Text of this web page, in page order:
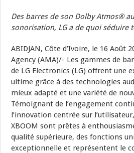
Des barres de son Dolby Atmos®
sonorisation, LG a de quoi séduire
ABIDJAN, Côte d’Ivoire, le 16 Août
Agency (AMA)/- Les gammes de
de LG Electronics (LG) offrent une
ultime grâce à des technologies
mieux adapté et une variété de
Témoignant de l’engagement
l’innovation centrée sur
XBOOM sont prêtes à
qualité supérieure, des fonctions
exceptionnelle et représentent le